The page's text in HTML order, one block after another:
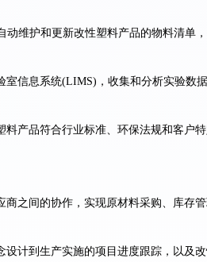
动维护和更新改性塑料产品的物料清单
室信息系统(LIMS)，收集和分析实验数
料产品符合行业标准、环保法规和客户
商之间的协作，实现原材料采购、库存
设计到生产实施的项目进度跟踪，以及